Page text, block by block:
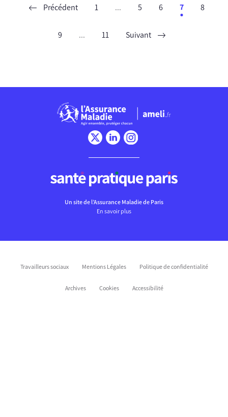
Précédent 1 ... 5 6 7 8
9 ... 11 Suivant
Un site de l’Assurance Maladie de Paris
En savoir plus
Travailleurs sociaux Mentions Légales Politique de confidentialité
Archives Cookies Accessibilité